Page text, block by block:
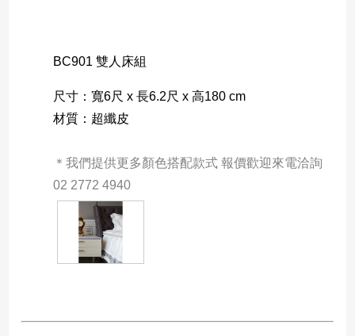
BC901 雙人床組
尺寸：寬6尺 x 長6.2尺 x 高180 cm
材質：超纖皮
＊我們提供更多顏色搭配款式 報價歡迎來電洽詢
02 2772 4940